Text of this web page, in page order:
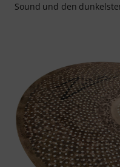
Sound und den